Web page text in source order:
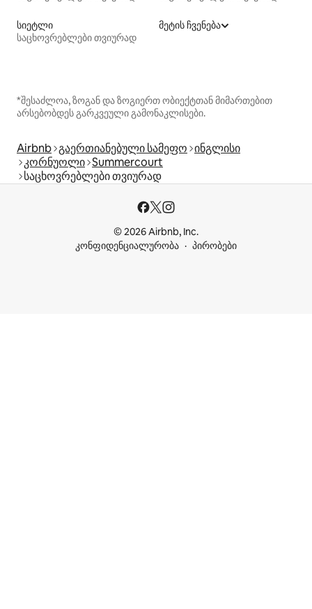
სიეტლი
საცხოვრებლები თვიურად
მეტის ჩვენება
*შესაძლოა, ზოგან და ზოგიერთ ობიექტთან მიმართებით
არსებობდეს გარკვეული გამონაკლისები.
Airbnb გაერთიანებული სამეფო ინგლისი
კორნუოლი Summercourt
საცხოვრებლები თვიურად
© 2026 Airbnb, Inc.
კონფიდენციალურობა
პირობები